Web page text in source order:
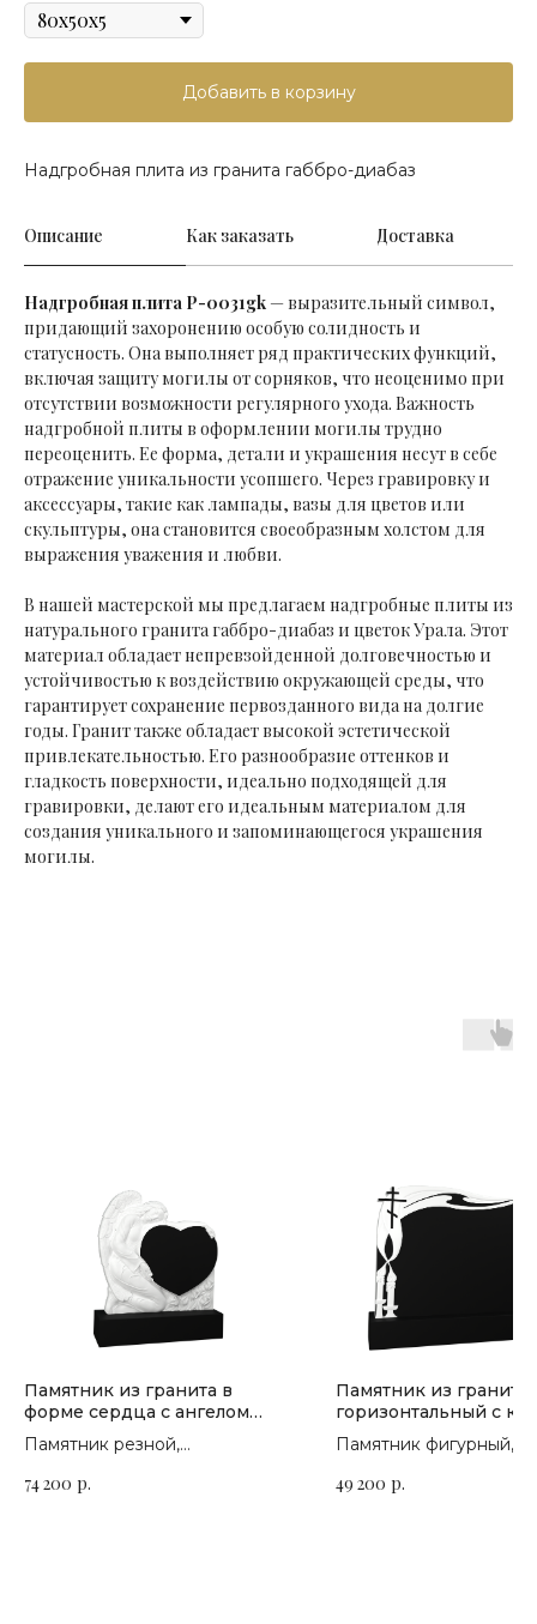
Добавить в корзину
Надгробная плита из гранита габбро-диабаз
Описание Как заказать Доставка
Надгробная плита P-0031gk — выразительный символ,
придающий захоронению особую солидность и
статусность. Она выполняет ряд практических функций,
включая защиту могилы от сорняков, что неоценимо при
отсутствии возможности регулярного ухода. Важность
надгробной плиты в оформлении могилы трудно
переоценить. Ее форма, детали и украшения несут в себе
отражение уникальности усопшего. Через гравировку и
аксессуары, такие как лампады, вазы для цветов или
скульптуры, она становится своеобразным холстом для
выражения уважения и любви.
В нашей мастерской мы предлагаем надгробные плиты из
натурального гранита габбро-диабаз и цветок Урала. Этот
материал обладает непревзойденной долговечностью и
устойчивостью к воздействию окружающей среды, что
гарантирует сохранение первозданного вида на долгие
годы. Гранит также обладает высокой эстетической
привлекательностью. Его разнообразие оттенков и
гладкость поверхности, идеально подходящей для
гравировки, делают его идеальным материалом для
создания уникального и запоминающегося украшения
могилы.
Памятник из гранита в
форме сердца с ангелом
П-191
Памятник резной,
на выбор
74 200 р.
Памятник из гранита
горизонтальный с
П-247
Памятник фигурный,
на выбор
49 200 р.